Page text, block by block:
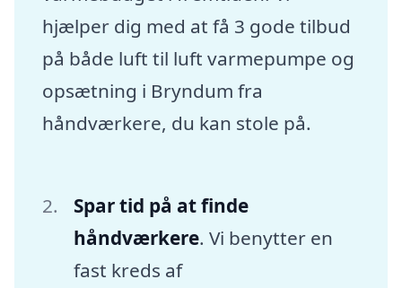
hjælper dig med at få 3 gode tilbud
på både luft til luft varmepumpe og
opsætning i Bryndum fra
håndværkere, du kan stole på.
Spar tid på at finde
håndværkere. Vi benytter en
fast kreds af